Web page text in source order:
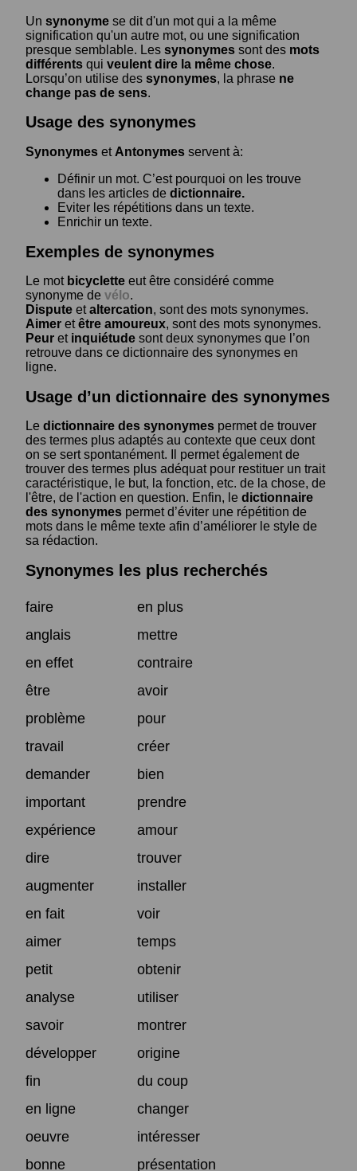
Un synonyme se dit d'un mot qui a la même
signification qu'un autre mot, ou une signification
presque semblable. Les synonymes sont des mots
différents qui veulent dire la même chose.
Lorsqu’on utilise des synonymes, la phrase ne
change pas de sens.
Usage des synonymes
Synonymes et Antonymes servent à:
Définir un mot. C’est pourquoi on les trouve
dans les articles de dictionnaire.
Eviter les répétitions dans un texte.
Enrichir un texte.
Exemples de synonymes
Le mot bicyclette eut être considéré comme
synonyme de vélo.
Dispute etaltercation, sont des mots synonymes.
Aimer etêtre amoureux, sont des mots synonymes.
Peur et inquiétude sont deux synonymes que l’on
retrouve dans ce dictionnaire des synonymes en
ligne.
Usage d’un dictionnaire des synonymes
Le dictionnaire des synonymes permet de trouver
des termes plus adaptés au contexte que ceux dont
on se sert spontanément. Il permet également de
trouver des termes plus adéquat pour restituer un trait
caractéristique, le but, la fonction, etc. de la chose, de
l'être, de l'action en question. Enfin, le dictionnaire
des synonymes permet d’éviter une répétition de
mots dans le même texte afin d’améliorer le style de
sa rédaction.
Synonymes les plus recherchés
faire
en plus
anglais
mettre
en effet
contraire
être
avoir
problème
pour
travail
créer
demander
bien
important
prendre
expérience
amour
dire
trouver
augmenter
installer
en fait
voir
aimer
temps
petit
obtenir
analyse
utiliser
savoir
montrer
développer
origine
fin
du coup
en ligne
changer
oeuvre
intéresser
bonne
présentation